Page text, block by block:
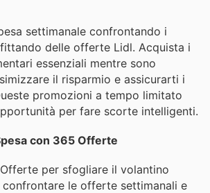
settimanale confrontando i
delle offerte Lidl. Acquista i
essenziali mentre sono
il risparmio e assicurarti i
promozioni a tempo limitato
per fare scorte intelligenti.
con 365 Offerte
per sfogliare il volantino
le offerte settimanali e